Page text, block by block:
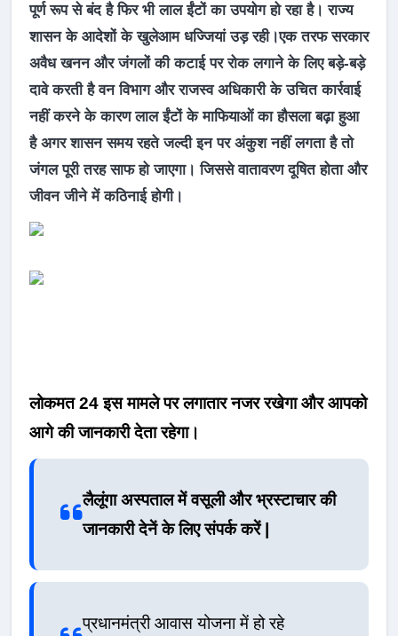
पूर्ण रूप से बंद है फिर भी लाल ईंटों का उपयोग हो रहा है। राज्य
शासन के आदेशों के खुलेआम धज्जियां उड़ रही।एक तरफ सरकार
अवैध खनन और जंगलों की कटाई पर रोक लगाने के लिए बड़े-बड़े
दावे करती है वन विभाग और राजस्व अधिकारी के उचित कार्रवाई
नहीं करने के कारण लाल ईंटों के माफियाओं का हौसला बढ़ा हुआ
है अगर शासन समय रहते जल्दी इन पर अंकुश नहीं लगता है तो
जंगल पूरी तरह साफ हो जाएगा। जिससे वातावरण दूषित होता और
जीवन जीने में कठिनाई होगी।
लोकमत 24 इस मामले पर लगातार नजर रखेगा और आपको
आगे की जानकारी देता रहेगा।
लैलूंगा अस्पताल में वसूली और भ्रस्टाचार की
जानकारी देनें के लिए संपर्क करें |
प्रधानमंत्री आवास योजना में हो रहे